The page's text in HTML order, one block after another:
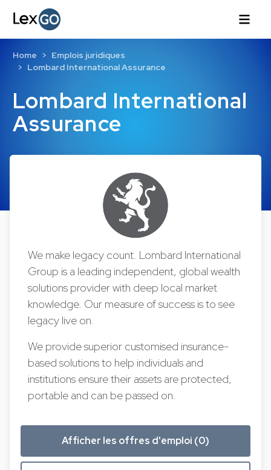
Lombard International
Assurance
Home
Emplois juridiques
Lombard International Assurance
We make legacy count. Lombard International
Group is a leading independent, global wealth
solutions provider with deep local market
knowledge. Our measure of success is to see
legacy live on.
We provide superior customised insurance-
based solutions to help individuals and
institutions ensure their assets are protected,
portable and can be passed on.
Afficher les offres d'emploi (0)